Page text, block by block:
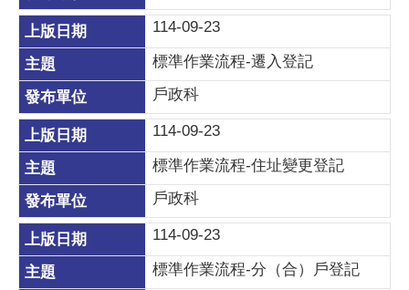
114-09-23
標準作業流程-遷入登記
戶政科
114-09-23
標準作業流程-住址變更登記
戶政科
114-09-23
標準作業流程-分（合）戶登記